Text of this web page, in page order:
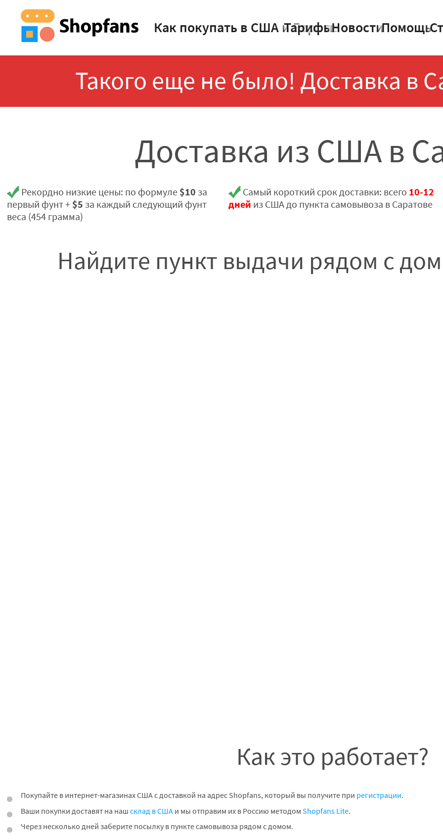
Как покупать в США и Европе
ТарифыНовостиПомощь
Такого еще не было! Доставка в
Доставка из США в
Рекордно низкие цены: по формуле $10 за
первый фунт + $5 за каждый следующий фунт
веса (454 грамма)
Самый короткий срок доставки: всего 10-12
дней из США до пункта самовывоза в Саратове
Найдите пункт выдачи рядом с
Как это работает?
Покупайте в интернет-магазинах США с доставкой на адрес Shopfans, который вы получите при регистрации.
Ваши покупки доставят на наш склад в США и мы отправим их в Россию методом Shopfans Lite.
Через несколько дней заберите посылку в пункте самовывоза рядом с домом.